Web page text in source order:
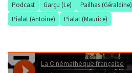
Podcast Garçu (Le) Pailhas (Géraldine)
Pialat (Antoine)
Pialat (Maurice)